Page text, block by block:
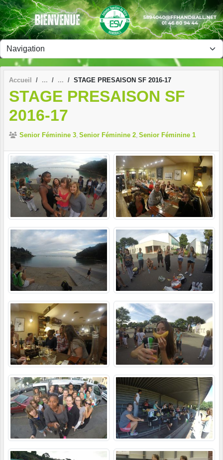
Accueil STAGE PRESAISON SF 2016-17
STAGE PRESAISON SF
2016-17
Senior Féminine 3 Senior Féminine 2 Senior Féminine 1
Panneau de gestion des cookies